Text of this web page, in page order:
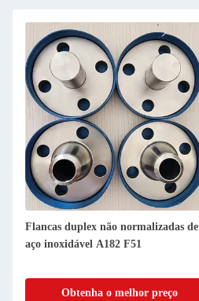
Flancas duplex não normalizadas de
aço inoxidável A182 F51
Obtenha o melhor preço